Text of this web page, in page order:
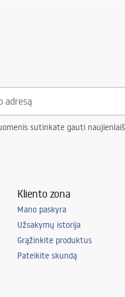
sutinkate gauti
Kliento zona
Mano paskyra
Užsakymų istorija
Grąžinkite produktus
Pateikite skundą